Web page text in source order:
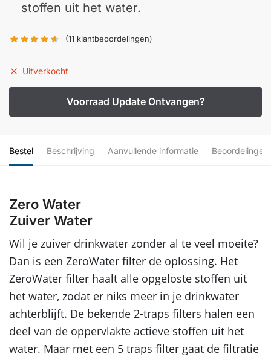
stoffen uit het water.
(11 klantbeoordelingen)
Uitverkocht
Bestel Beschrijving Aanvullende informatie Beoordelingen
Zero Water
Zuiver Water
Wil je zuiver drinkwater zonder al te veel moeite?
Dan is een ZeroWater filter de oplossing. Het
ZeroWater filter haalt alle opgeloste stoffen uit
het water, zodat er niks meer in je drinkwater
achterblijft. De bekende 2-traps filters halen een
deel van de oppervlakte actieve stoffen uit het
water. Maar met een 5 traps filter gaat de filtratie